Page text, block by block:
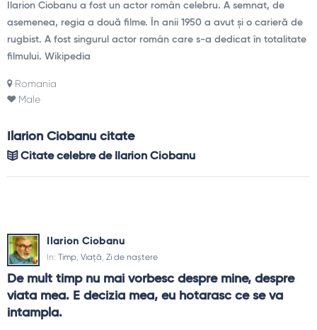
Ilarion Ciobanu a fost un actor român celebru. A semnat, de
asemenea, regia a două filme. În anii 1950 a avut și o carieră de
rugbist. A fost singurul actor român care s-a dedicat în totalitate
filmului. Wikipedia
Romania
Male
Ilarion Ciobanu citate
Citate celebre de Ilarion Ciobanu
Ilarion Ciobanu
In: Timp, Viață, Zi de naștere
De mult timp nu mai vorbesc despre mine, despre
viata mea. E decizia mea, eu hotarasc ce se va
intampla.